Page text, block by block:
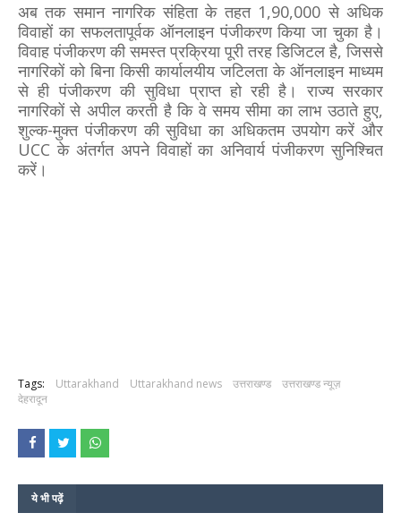
अब तक समान नागरिक संहिता के तहत 1,90,000 से अधिक
विवाहों का सफलतापूर्वक ऑनलाइन पंजीकरण किया जा चुका है।
विवाह पंजीकरण की समस्त प्रक्रिया पूरी तरह डिजिटल है, जिससे
नागरिकों को बिना किसी कार्यालयीय जटिलता के ऑनलाइन माध्यम
से ही पंजीकरण की सुविधा प्राप्त हो रही है। राज्य सरकार
नागरिकों से अपील करती है कि वे समय सीमा का लाभ उठाते हुए,
शुल्क-मुक्त पंजीकरण की सुविधा का अधिकतम उपयोग करें और
UCC के अंतर्गत अपने विवाहों का अनिवार्य पंजीकरण सुनिश्चित
करें।
Tags: Uttarakhand Uttarakhand news उत्तराखण्ड
उत्तराखण्ड न्यूज़
देहरादून
ये भी पढ़ें